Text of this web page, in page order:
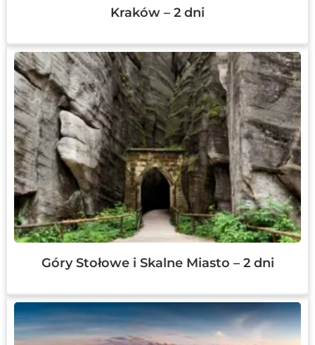
Kraków – 2 dni
Góry Stołowe i Skalne Miasto – 2 dni